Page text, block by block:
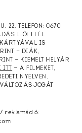
22. TELEFON: 0670
ELŐTT FÉL
KÁRTYÁVAL IS
— DIÁK,
— KIEMELT HELYÁR
ITT
— A FILMEKET,
NYELVEN,
JOGÁT
reklamáció: